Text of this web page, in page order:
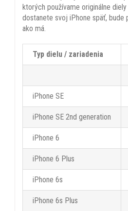
ktorých používame originálne
dostanete svoj iPhone späť, bude
ako má.
Typ dielu / zariadenia
iPhone SE
iPhone SE 2nd generation
iPhone 6
iPhone 6 Plus
iPhone 6s
iPhone 6s Plus